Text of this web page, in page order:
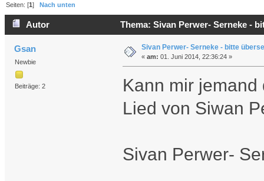
Seiten: [1]Nach unten
Autor Thema: Sivan Perwer- Serneke -
Gsan
Newbie
Beiträge: 2
Sivan Perwer- Serneke - bitte
« am: 01. Juni 2014, 22:36:24 »
Kann mir
Lied von Siwan
Sivan Perwer-